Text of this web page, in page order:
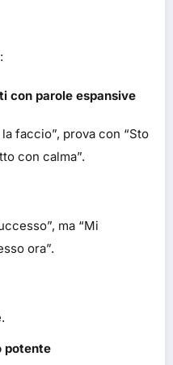
:
con parole espansive
faccio”, prova con “Sto
con calma”.
ma “Mi
ora”.
potente